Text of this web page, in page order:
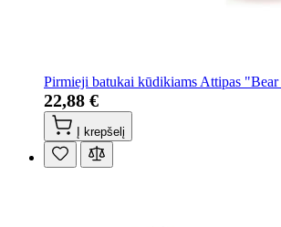
Pirmieji batukai kūdikiams Attipas
22,88 €
Į krepšelį